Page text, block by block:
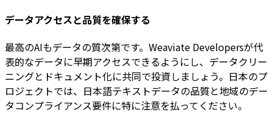
データアクセスと品質を確保する
最高のAIもデータの質次第です。Weaviate Developersが代
表的なデータに早期アクセスできるようにし、データクリー
ニングとドキュメント化に共同で投資しましょう。日本のプ
ロジェクトでは、日本語テキストデータの品質と地域のデー
タコンプライアンス要件に特に注意を払ってください。